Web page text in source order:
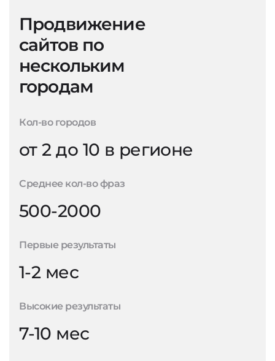
Продвижение
сайтов по
нескольким
городам
Кол-во городов
от 2 до 10 в регионе
Среднее кол-во фраз
500-2000
Первые результаты
1-2 мес
Высокие результаты
7-10 мес